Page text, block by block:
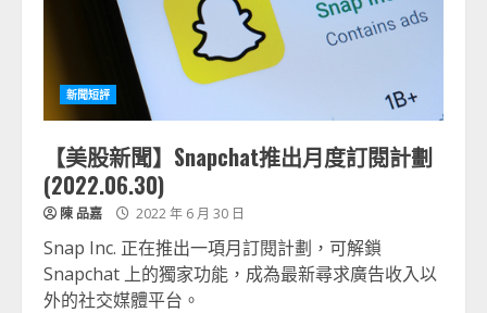
新聞短評
【美股新聞】Snapchat推出月度訂閱計劃
(2022.06.30)
陳 品嘉 2022 年 6 月 30 日
Snap Inc. 正在推出一項月訂閱計劃，可解鎖
Snapchat 上的獨家功能，成為最新尋求廣告收入以
外的社交媒體平台。